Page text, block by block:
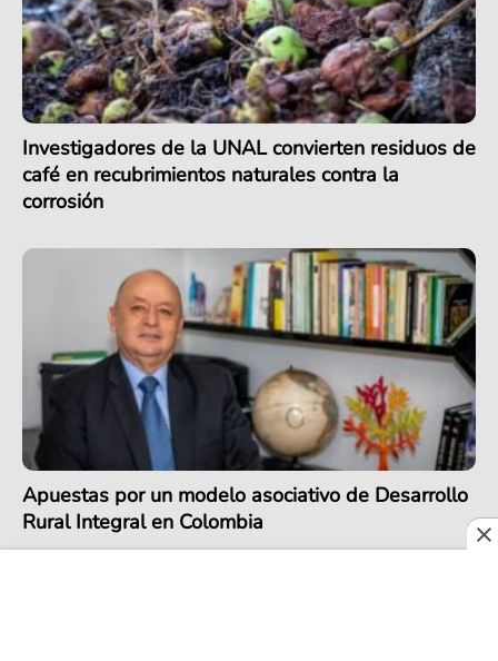
Investigadores de la UNAL convierten residuos de
café en recubrimientos naturales contra la
corrosión
Apuestas por un modelo asociativo de Desarrollo
Rural Integral en Colombia